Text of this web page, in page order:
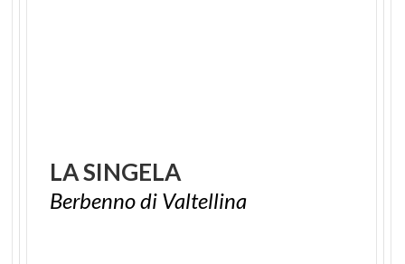
LASINGELA
Berbennodi Valtellina